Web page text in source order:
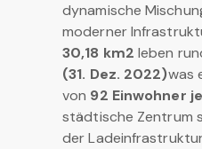
dynamische
moderner
30,18 km2 leben
(31. Dez. 2022)was
von 92 Einwohner
städtische Zentrum
der